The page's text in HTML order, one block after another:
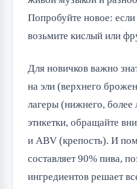
Попробуйте новое: если
возьмите кислый или
Для новичков важно
на эли (верхнего
лагеры (нижнего, более
этикетки, обращайте
и ABV (крепость). И
составляет 90% пива,
ингредиентов решает